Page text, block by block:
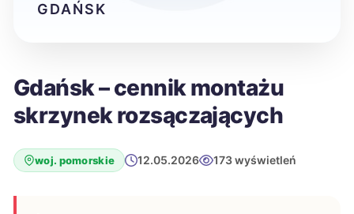
Gdańsk – cennik montażu
skrzynek rozsączających
woj. pomorskie 12.05.2026 173 wyświetleń
GDAŃSK